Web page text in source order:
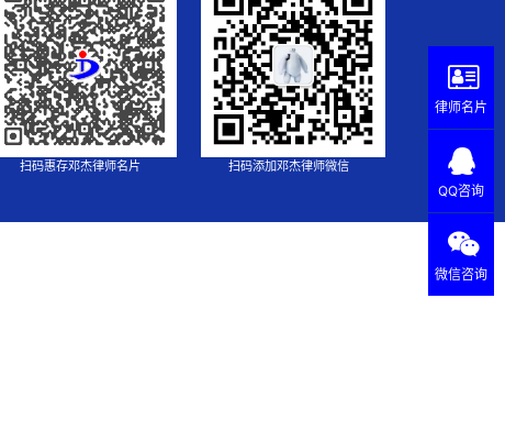
扫码惠存邓杰律师名片 扫码添加邓杰律师微信
律师名片
QQ咨询
微信咨询